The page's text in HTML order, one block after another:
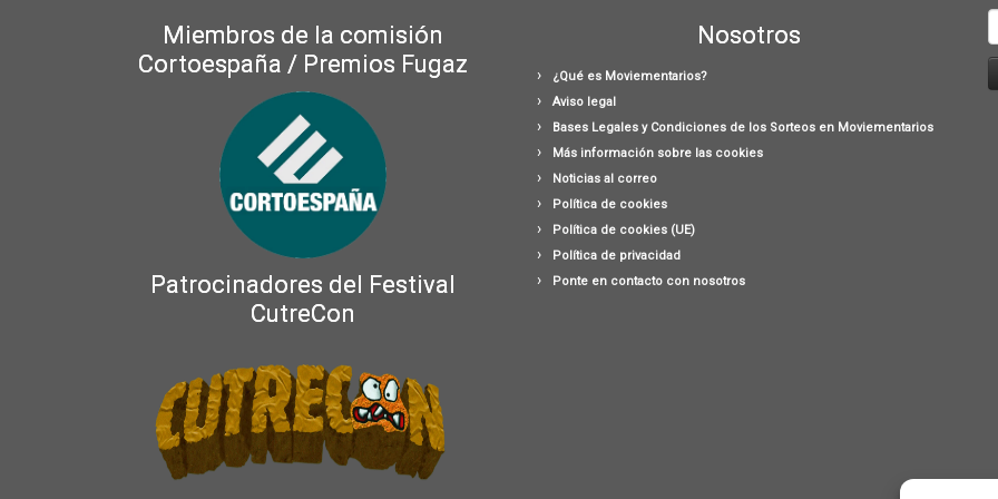
Miembros de la comisión
Cortoespaña / Premios Fugaz
Patrocinadores del Festival
CutreCon
Nosotros
¿Qué es Moviementarios?
Aviso legal
Bases Legales y Condiciones de los Sorteos en Moviementarios
Más información sobre las cookies
Noticias al correo
Política de cookies
Política de cookies (UE)
Política de privacidad
Ponte en contacto con nosotros